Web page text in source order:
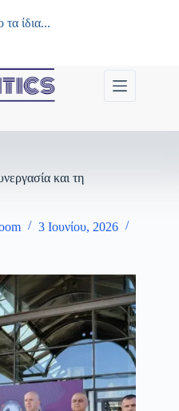
ίδια...
και τη
3 Ιουνίου, 2026